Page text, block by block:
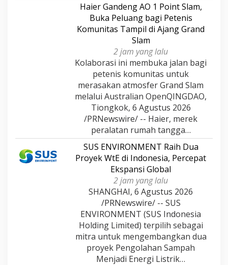
Haier Gandeng AO 1 Point Slam,
Buka Peluang bagi Petenis
Komunitas Tampil di Ajang Grand
Slam
2 jam yang lalu
Kolaborasi ini membuka jalan bagi
petenis komunitas untuk
merasakan atmosfer Grand Slam
melalui Australian OpenQINGDAO,
Tiongkok, 6 Agustus 2026
/PRNewswire/ -- Haier, merek
peralatan rumah tangga…
SUS ENVIRONMENT Raih Dua
Proyek WtE di Indonesia, Percepat
Ekspansi Global
2 jam yang lalu
SHANGHAI, 6 Agustus 2026
/PRNewswire/ -- SUS
ENVIRONMENT (SUS Indonesia
Holding Limited) terpilih sebagai
mitra untuk mengembangkan dua
proyek Pengolahan Sampah
Menjadi Energi Listrik…